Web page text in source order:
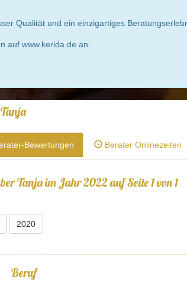
Qualität und ein einzigartiges
auf www.kerida.de an.
Bewertungen Berater Onlinezeiten
Tanja im Jahr 2022 auf Seite 1 von 1
2020
Beruf